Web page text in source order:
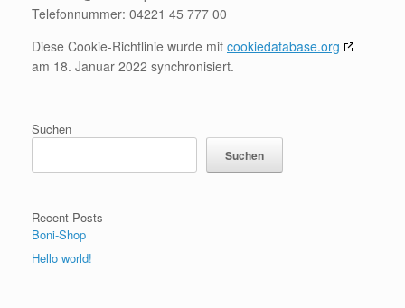
Telefonnummer: 04221 45 777 00
Diese Cookie-Richtlinie wurde mit cookiedatabase.org
am 18. Januar 2022 synchronisiert.
Suchen
Suchen
Recent Posts
Boni-Shop
Hello world!